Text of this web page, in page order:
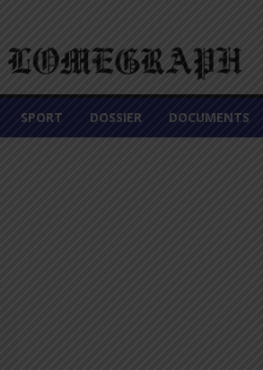
SPORT DOSSIER DOCUMENTS